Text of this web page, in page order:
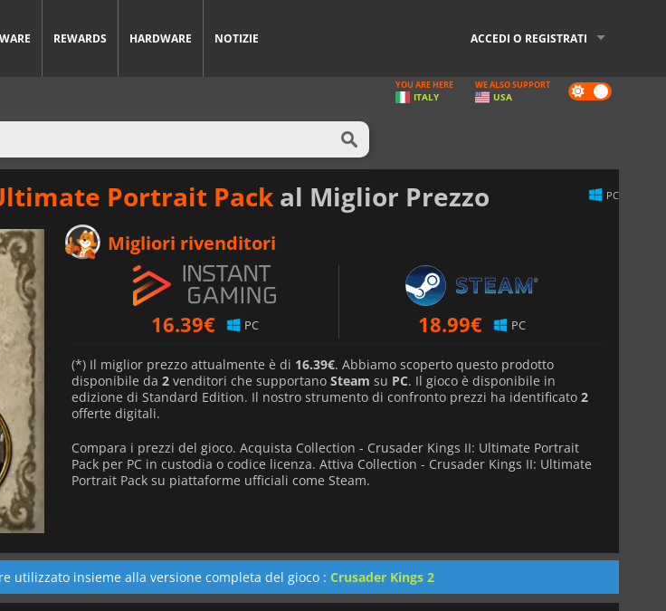
REWARDS HARDWARE NOTIZIE ACCEDI O REGISTRATI
Dark
mode
YOU ARE HERE
ITALY
WE ALSO SUPPORT
USA
Portrait Pack al Miglior Prezzo PC
Migliori rivenditori
16.39€ PC 18.99€ PC
(*) Il miglior prezzo attualmente è di 16.39€. Abbiamo scoperto questo prodotto
disponibile da 2 venditori che supportano Steam su PC. Il gioco è disponibile in
edizione di Standard Edition. Il nostro strumento di confronto prezzi ha identificato 2
offerte digitali.
Compara i prezzi del gioco. Acquista Collection - Crusader Kings II: Ultimate Portrait
Pack per PC in custodia o codice licenza. Attiva Collection - Crusader Kings II: Ultimate
Portrait Pack su piattaforme ufficiali come Steam.
utilizzato insieme alla versione completa del gioco : Crusader Kings 2